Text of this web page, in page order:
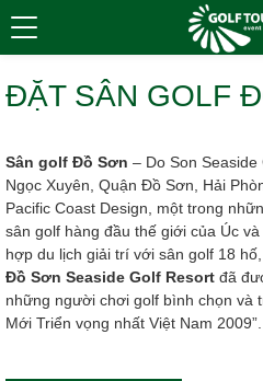
ĐẶT SÂN GOLF
Sân golf Đồ Sơn – Do Son
Ngọc Xuyên, Quận Đồ Sơn, Hải
Pacific Coast Design, một trong
sân golf hàng đầu thế giới của Úc
hợp du lịch giải trí với sân golf 18
Đồ Sơn Seaside Golf Resort đã
những người chơi golf bình chọn và
Mới Triển vọng nhất Việt Nam 2009”.